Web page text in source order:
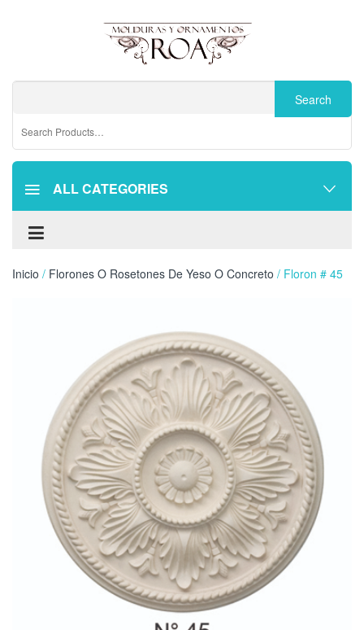
ALL CATEGORIES
Inicio / Florones O Rosetones De Yeso O Concreto / Floron # 45